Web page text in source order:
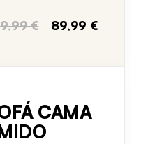
€ 89,99 €
CAMA